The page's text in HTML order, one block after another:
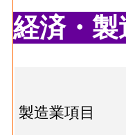
(2016)
繊維･事業所数
人以上事業所
食料品･事業所
従業者、常用労
食料品･現金給
経済・製
製造業項目